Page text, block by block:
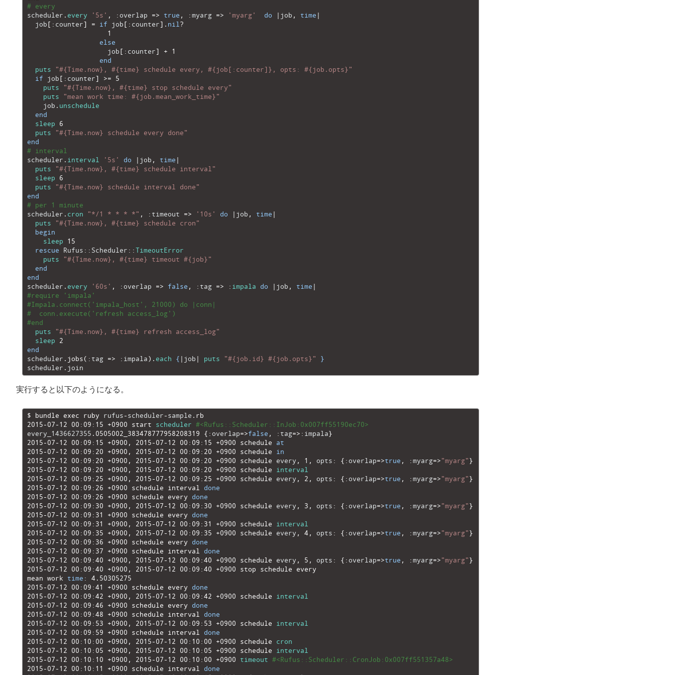
# every
scheduler . every '5s' , : overlap => true , : myarg => 'myarg' do job , time
job [ : counter] = if job [ : counter] . nil?
1
else
job [ : counter] +
1
end
puts
"#{Time.now}, #{time} schedule every, #{job[:counter]}, opts: #{job.opts}"
if
job [ : counter] >=
5
puts
"#{Time.now}, #{time} stop schedule every"
puts
"mean work time: #{job.mean_work_time}"
job . unschedule
end
sleep
6
puts
"#{Time.now} schedule every done"
end
# interval
scheduler . interval '5s' do job , time
puts
"#{Time.now}, #{time} schedule interval"
sleep
6
puts
"#{Time.now} schedule interval done"
end
# per 1 minute
scheduler . cron "*/1 * * * *" , : timeout => '10s' do job , time
puts
"#{Time.now}, #{time} schedule cron"
begin
sleep
15
rescue
Rufus :: Scheduler :: TimeoutError
puts
"#{Time.now}, #{time} timeout #{job}"
end
end
scheduler . every '60s' , : overlap => false , : tag => : impala do job , time
#require 'impala'
#Impala.connect('impala_host', 21000) do |conn|
#  conn.execute('refresh access_log')
#end
puts
"#{Time.now}, #{time} refresh access_log"
sleep
2
end
scheduler . jobs ( : tag => : impala ) . each { job puts "#{job.id} #{job.opts}"
}
scheduler . join
実行すると以下のようになる。
$ bundle exec ruby rufus- scheduler- sample .rb
2015- 07- 12 00 : 09 : 15 +0900 start scheduler #<Rufus::Scheduler::InJob:0x007ff55190ec70>
every_1436627355 . 0505002_383478777958208319 { : overlap=>false , : tag=> : impala}
2015- 07- 12 00 : 09 : 15 +0900 , 2015- 07- 12 00 : 09 : 15 +0900 schedule at
2015- 07- 12 00 : 09 : 20 +0900 , 2015- 07- 12 00 : 09 : 20 +0900 schedule in
2015- 07- 12 00 : 09 : 20 +0900 , 2015- 07- 12 00 : 09 : 20 +0900 schedule every , 1 , opts : { : overlap=>true , : myarg=> "myarg" }
2015- 07- 12 00 : 09 : 20 +0900 , 2015- 07- 12 00 : 09 : 20 +0900 schedule interval
2015- 07- 12 00 : 09 : 25 +0900 , 2015- 07- 12 00 : 09 : 25 +0900 schedule every , 2 , opts : { : overlap=>true , : myarg=> "myarg" }
2015- 07- 12 00 : 09 : 26 +0900 schedule interval done
2015- 07- 12 00 : 09 : 26 +0900 schedule every done
2015- 07- 12 00 : 09 : 30 +0900 , 2015- 07- 12 00 : 09 : 30 +0900 schedule every , 3 , opts : { : overlap=>true , : myarg=> "myarg" }
2015- 07- 12 00 : 09 : 31 +0900 schedule every done
2015- 07- 12 00 : 09 : 31 +0900 , 2015- 07- 12 00 : 09 : 31 +0900 schedule interval
2015- 07- 12 00 : 09 : 35 +0900 , 2015- 07- 12 00 : 09 : 35 +0900 schedule every , 4, opts : { : overlap=>true , : myarg=> "myarg" }
2015- 07- 12 00 : 09 : 36 +0900 schedule every done
2015- 07- 12 00 : 09 : 37 +0900 schedule interval done
2015- 07- 12 00 : 09 : 40 +0900 , 2015- 07- 12 00 : 09 : 40 +0900 schedule every , 5 , opts : { : overlap=>true , : myarg=> "myarg" }
2015- 07- 12 00 : 09 : 40 +0900 , 2015- 07- 12 00 : 09 : 40 +0900 stop schedule every
mean work time :
4.50305275
2015- 07- 12 00 : 09 : 41 +0900 schedule every done
2015- 07- 12 00 : 09 : 42 +0900 , 2015- 07- 12 00 : 09 : 42 +0900 schedule interval
2015- 07- 12 00 : 09 : 46 +0900 schedule every done
2015- 07- 12 00 : 09 : 48 +0900 schedule interval done
2015- 07- 12 00 : 09 : 53 +0900 , 2015- 07- 12 00 : 09 : 53 +0900 schedule interval
2015- 07- 12 00 : 09 : 59 +0900 schedule interval done
2015- 07- 12 00 : 10 : 00 +0900 , 2015- 07- 12 00 : 10 : 00 +0900 schedule cron
2015- 07- 12 00 : 10 : 05 +0900 , 2015- 07- 12 00 : 10 : 05 +0900 schedule interval
2015- 07- 12 00 : 10 : 10 +0900 , 2015- 07- 12 00 : 10 : 00 +0900 timeout #<Rufus::Scheduler::CronJob:0x007ff551357a48>
2015- 07- 12 00 : 10 : 11 +0900 schedule interval done